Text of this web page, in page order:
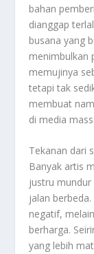
bahan
dianggap
busana yang
menimbulkan
memujinya
tetapi tak
membuat
di media
Tekanan dari
Banyak artis
justru
jalan
negatif,
berharga.
yang lebih